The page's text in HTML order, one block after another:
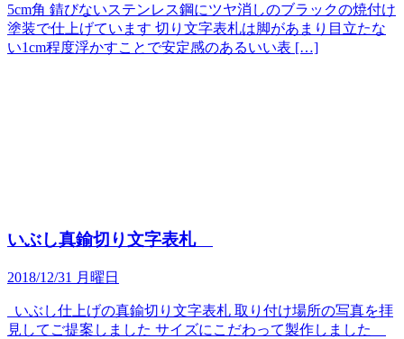
5cm角 錆びないステンレス鋼にツヤ消しのブラックの焼付け
塗装で仕上げています 切り文字表札は脚があまり目立たな
い1cm程度浮かすことで安定感のあるいい表 […]
いぶし真鍮切り文字表札
2018/12/31 月曜日
いぶし仕上げの真鍮切り文字表札 取り付け場所の写真を拝
見してご提案しました サイズにこだわって製作しました